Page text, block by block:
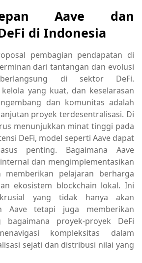
Aave dan
di Indonesia
pembagian pendapatan di
dari tantangan dan evolusi
di sektor DeFi.
yang kuat, dan keselarasan
dan komunitas adalah
proyek terdesentralisasi. Di
menunjukkan minat tinggi pada
DeFi, model seperti Aave dapat
penting. Bagaimana Aave
dan mengimplementasikan
pelajaran berharga
ekosistem blockchain lokal. Ini
yang tidak hanya akan
Aave tetapi juga memberikan
bagaimana proyek-proyek DeFi
kompleksitas dalam
sejati dan distribusi nilai yang